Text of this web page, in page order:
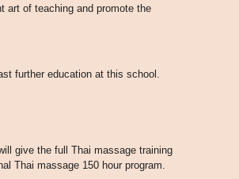
art of teaching and promote the
further education at this school.
give the full Thai massage training
Thai massage 150 hour program.